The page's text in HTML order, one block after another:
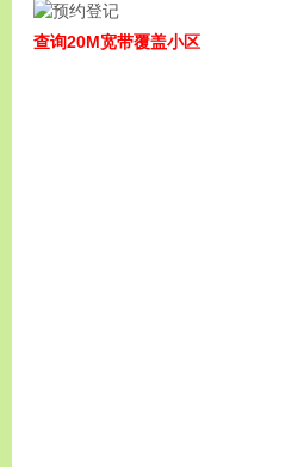
查询20M宽带覆盖小区